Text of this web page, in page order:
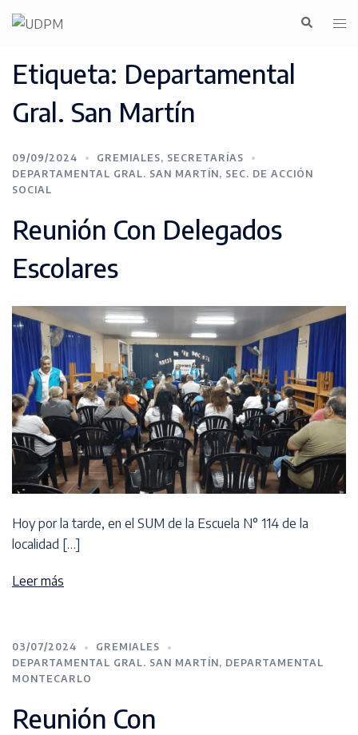
Etiqueta: Departamental
Gral. San Martín
09/09/2024 GREMIALES, SECRETARÍAS
DEPARTAMENTAL GRAL. SAN MARTÍN, SEC. DE ACCIÓN
SOCIAL
Reunión Con Delegados
Escolares
Hoy por la tarde, en el SUM de la Escuela N° 114 de la
localidad […]
Leer más
03/07/2024
GREMIALES
DEPARTAMENTAL GRAL. SAN MARTÍN, DEPARTAMENTAL
MONTECARLO
Reunión Con